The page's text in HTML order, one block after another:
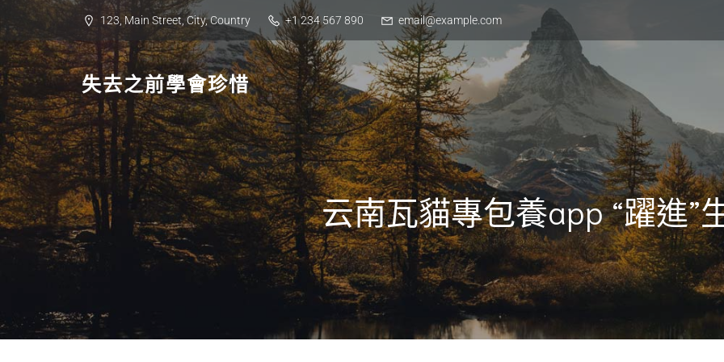
content
123, Main Street, City, Country +1 234 567 890 email@example.com
失去之前學會珍惜
云南瓦貓專包養app “躍進”